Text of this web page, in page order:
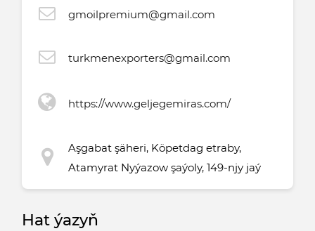
gmoilpremium@gmail.com
turkmenexporters@gmail.com
https://www.geljegemiras.com/
Aşgabat şäheri, Köpetdag etraby,
Atamyrat Nyýazow şaýoly, 149-njy jaý
Hat ýazyň